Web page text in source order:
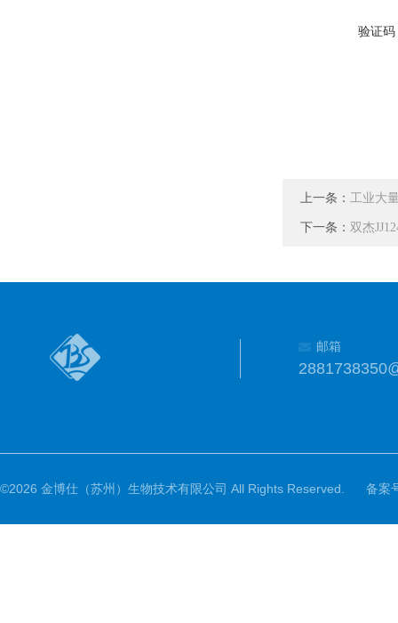
验证码
上一条： 工业大
下一条： 双杰
邮箱
©2026 金博仕（苏州）生物技术有限公司 All Rights Reserved. 备案